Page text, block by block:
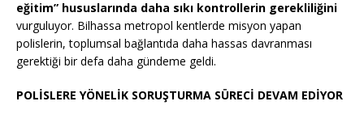
eğitim” hususlarında daha sıkı kontrollerin gerekliliğini
vurguluyor. Bilhassa metropol kentlerde misyon yapan
polislerin, toplumsal bağlantıda daha hassas davranması
gerektiği bir defa daha gündeme geldi.
POLİSLERE YÖNELİK SORUŞTURMA SÜRECİ DEVAM EDİYOR